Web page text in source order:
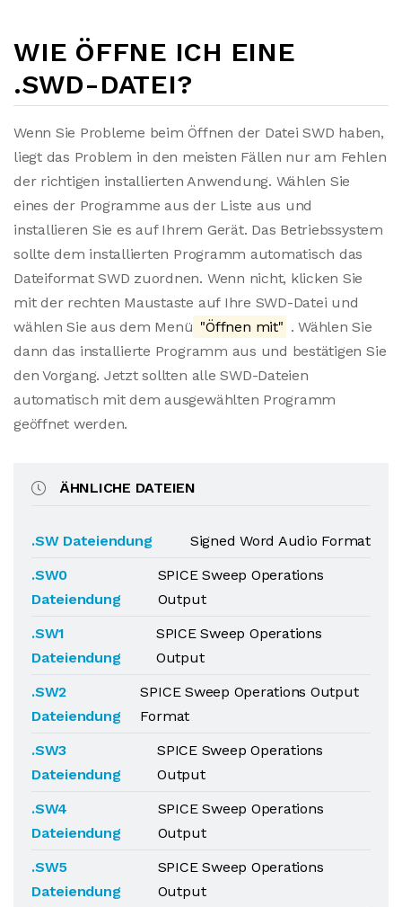
WIE ÖFFNE ICH EINE
.SWD-DATEI?
Wenn Sie Probleme beim Öffnen der Datei SWD haben,
liegt das Problem in den meisten Fällen nur am Fehlen
der richtigen installierten Anwendung. Wählen Sie
eines der Programme aus der Liste aus und
installieren Sie es auf Ihrem Gerät. Das Betriebssystem
sollte dem installierten Programm automatisch das
Dateiformat SWD zuordnen. Wenn nicht, klicken Sie
mit der rechten Maustaste auf Ihre SWD-Datei und
wählen Sie aus dem Menü "Öffnen mit" . Wählen Sie
dann das installierte Programm aus und bestätigen Sie
den Vorgang. Jetzt sollten alle SWD-Dateien
automatisch mit dem ausgewählten Programm
geöffnet werden.
ÄHNLICHE DATEIEN
.SW Dateiendung
Signed Word Audio Format
.SW0
Dateiendung
SPICE Sweep Operations
Output
.SW1
Dateiendung
SPICE Sweep Operations
Output
.SW2
Dateiendung
SPICE Sweep Operations Output
Format
.SW3
Dateiendung
SPICE Sweep Operations
Output
.SW4
Dateiendung
SPICE Sweep Operations
Output
.SW5
Dateiendung
SPICE Sweep Operations
Output